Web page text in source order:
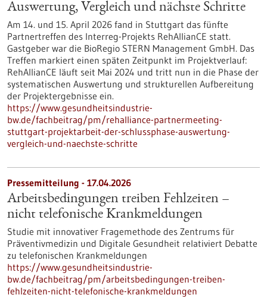
Auswertung, Vergleich und nächste Schritte
Am 14. und 15. April 2026 fand in Stuttgart das fünfte
Partnertreffen des Interreg-Projekts RehAllianCE statt.
Gastgeber war die BioRegio STERN Management GmbH. Das
Treffen markiert einen späten Zeitpunkt im Projektverlauf:
RehAllianCE läuft seit Mai 2024 und tritt nun in die Phase der
systematischen Auswertung und strukturellen Aufbereitung
der Projektergebnisse ein.
https://www.gesundheitsindustrie-
bw.de/fachbeitrag/pm/rehalliance-partnermeeting-
stuttgart-projektarbeit-der-schlussphase-auswertung-
vergleich-und-naechste-schritte
Pressemitteilung - 17.04.2026
Arbeitsbedingungen treiben Fehlzeiten –
nicht telefonische Krankmeldungen
Studie mit innovativer Fragemethode des Zentrums für
Präventivmedizin und Digitale Gesundheit relativiert Debatte
zu telefonischen Krankmeldungen
https://www.gesundheitsindustrie-
bw.de/fachbeitrag/pm/arbeitsbedingungen-treiben-
fehlzeiten-nicht-telefonische-krankmeldungen